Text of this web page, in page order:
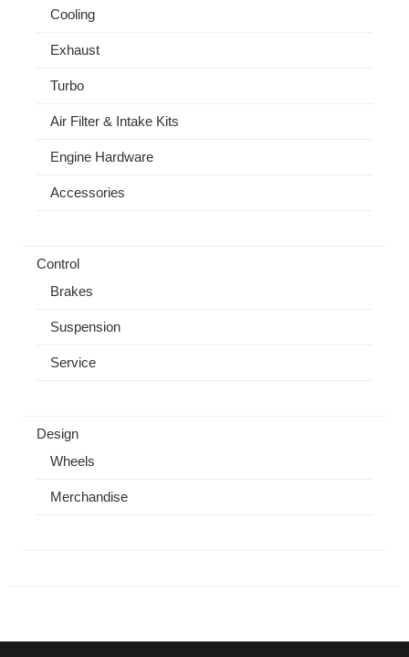
Cooling
Exhaust
Turbo
Air Filter & Intake Kits
Engine Hardware
Accessories
Control
Brakes
Suspension
Service
Design
Wheels
Merchandise